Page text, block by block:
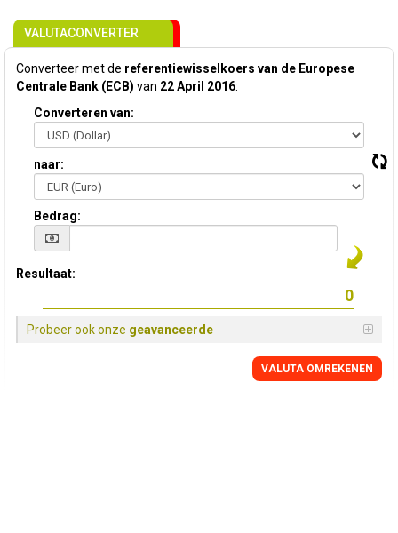
VALUTACONVERTER
Converteer met de referentiewisselkoers van de Europese
Centrale Bank (ECB) van 22 April 2016:
Converteren van:
naar:
Bedrag:
Resultaat:
Probeer ook onze geavanceerde
VALUTA OMREKENEN